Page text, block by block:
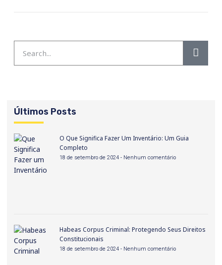
Últimos Posts
O Que Significa Fazer Um Inventário: Um Guia
Completo
18 de setembro de 2024 Nenhum comentário
Habeas Corpus Criminal: Protegendo Seus Direitos
Constitucionais
18 de setembro de 2024 Nenhum comentário